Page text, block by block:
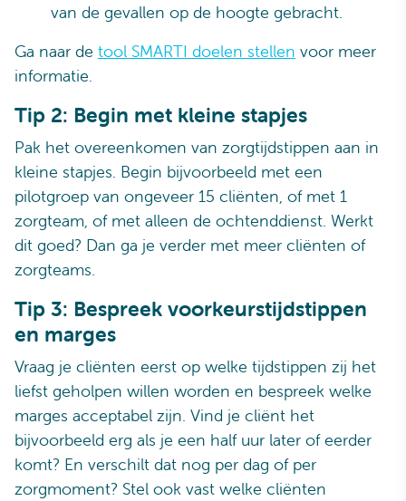
van de gevallen op de hoogte gebracht.
Ga naar de tool SMARTI doelen stellen voor meer
informatie.
Tip 2: Begin met kleine stapjes
Pak het overeenkomen van zorgtijdstippen aan in
kleine stapjes. Begin bijvoorbeeld met een
pilotgroep van ongeveer 15 cliënten, of met 1
zorgteam, of met alleen de ochtenddienst. Werkt
dit goed? Dan ga je verder met meer cliënten of
zorgteams.
Tip 3: Bespreek voorkeurstijdstippen
en marges
Vraag je cliënten eerst op welke tijdstippen zij het
liefst geholpen willen worden en bespreek welke
marges acceptabel zijn. Vind je cliënt het
bijvoorbeeld erg als je een half uur later of eerder
komt? En verschilt dat nog per dag of per
zorgmoment? Stel ook vast welke cliënten